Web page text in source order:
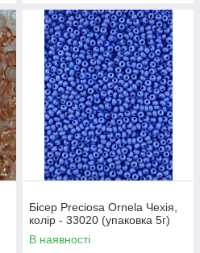
Бісер Preciosa Ornela Чехія,
колір - 33020 (упаковка 5г)
В наявності